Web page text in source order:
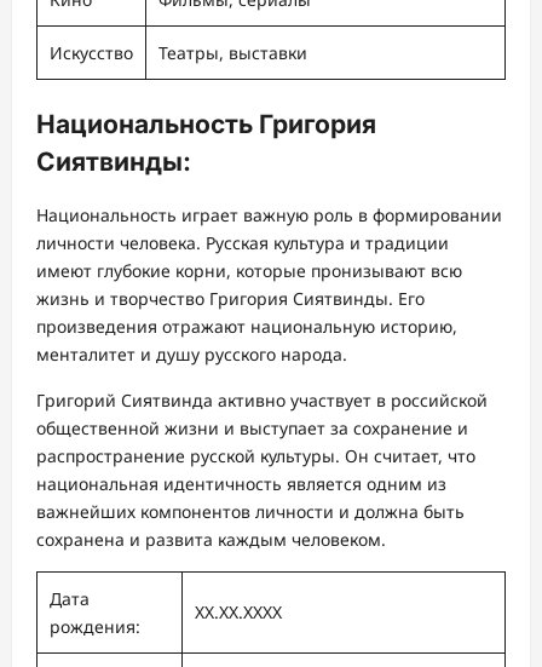
Искусство Театры, выставки
Национальность Григория
Сиятвинды:
Национальность играет важную роль в формировании
личности человека. Русская культура и традиции
имеют глубокие корни, которые пронизывают всю
жизнь и творчество Григория Сиятвинды. Его
произведения отражают национальную историю,
менталитет и душу русского народа.
Григорий Сиятвинда активно участвует в российской
общественной жизни и выступает за сохранение и
распространение русской культуры. Он считает, что
национальная идентичность является одним из
важнейших компонентов личности и должна быть
сохранена и развита каждым человеком.
Дата
рождения:
XX.XX.XXXX